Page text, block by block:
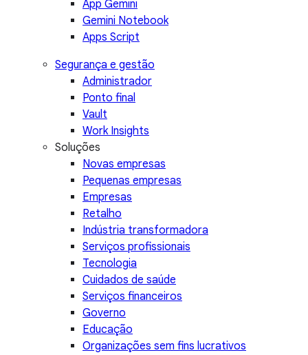
App Gemini
Gemini Notebook
Apps Script
Segurança e gestão
Administrador
Ponto final
Vault
Work Insights
Soluções
Novas empresas
Pequenas empresas
Empresas
Retalho
Indústria transformadora
Serviços profissionais
Tecnologia
Cuidados de saúde
Serviços financeiros
Governo
Educação
Organizações sem fins lucrativos